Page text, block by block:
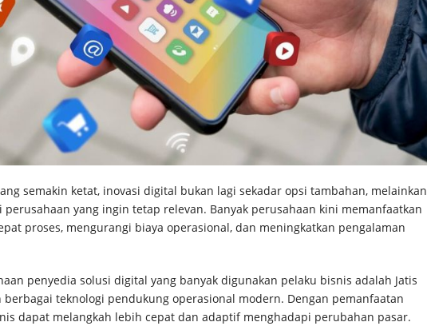
semakin ketat, inovasi digital bukan lagi sekadar opsi tambahan, melainkan
yang ingin tetap relevan. Banyak perusahaan kini memanfaatkan
proses, mengurangi biaya operasional, dan meningkatkan pengalaman
penyedia solusi digital yang banyak digunakan pelaku bisnis adalah Jatis
teknologi pendukung operasional modern. Dengan pemanfaatan
dapat melangkah lebih cepat dan adaptif menghadapi perubahan pasar.